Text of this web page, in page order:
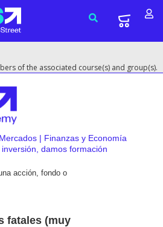
of the associated course(s) and group(s).
| Finanzas y Economía
damos formación
acción, fondo o
fatales (muy